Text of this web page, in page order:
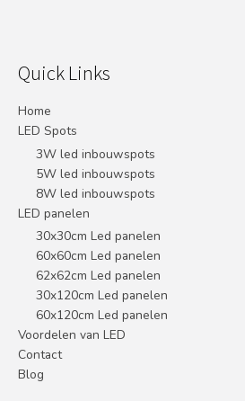
Quick Links
Home
LED Spots
3W led inbouwspots
5W led inbouwspots
8W led inbouwspots
LED panelen
30x30cm Led panelen
60x60cm Led panelen
62x62cm Led panelen
30x120cm Led panelen
60x120cm Led panelen
Voordelen van LED
Contact
Blog